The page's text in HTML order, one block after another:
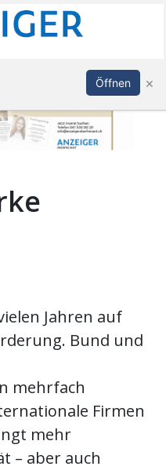
Anmelden
Jahren auf
Bund und
mehrfach
Firmen
mehr
– aber auch
Öffnen ×